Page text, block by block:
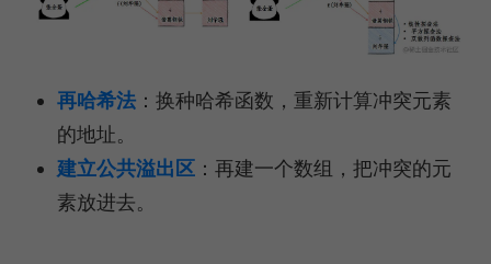
再哈希法 ：换种哈希函数，重新计算冲突元素
的地址。
建立公共溢出区 ：再建一个数组，把冲突的元
素放进去。